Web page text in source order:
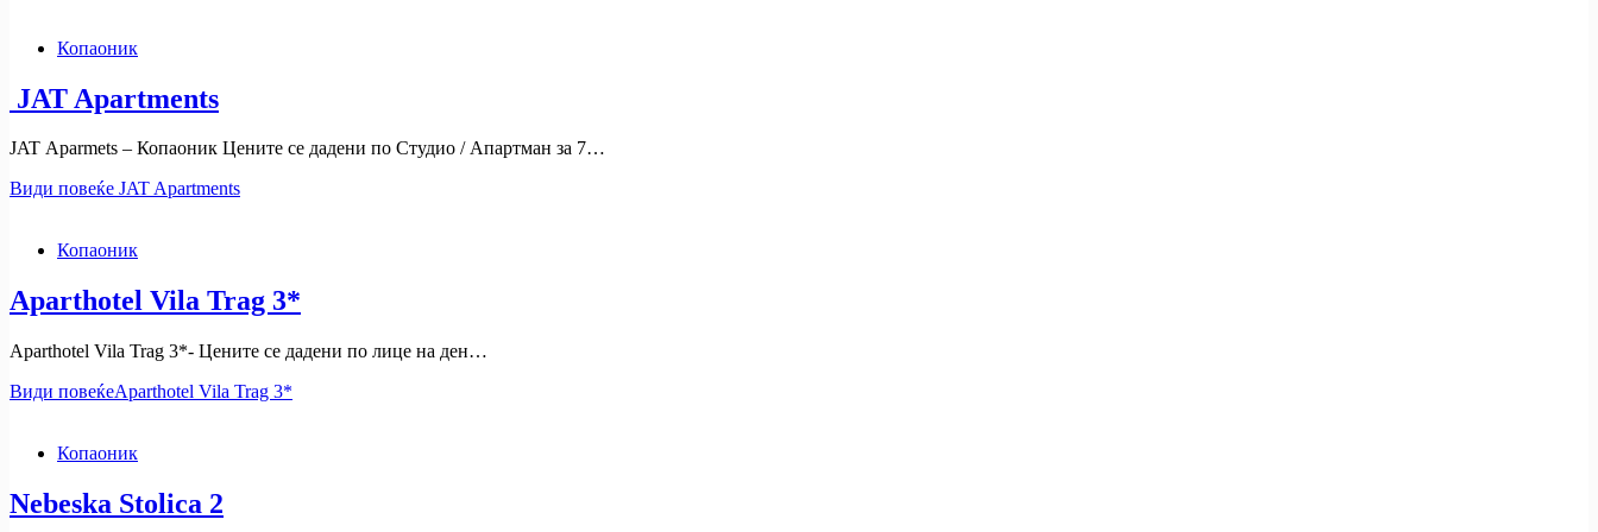
Копаоник
JAT Apartments
JAT Aparmets – Копаоник Цените се дадени по Студио / Апартман за 7…
Види повеќе JAT Apartments
Копаоник
Aparthotel Vila Trag 3*
Aparthotel Vila Trag 3*- Цените се дадени по лице на ден…
Види повеќеAparthotel Vila Trag 3*
Копаоник
Nebeska Stolica 2